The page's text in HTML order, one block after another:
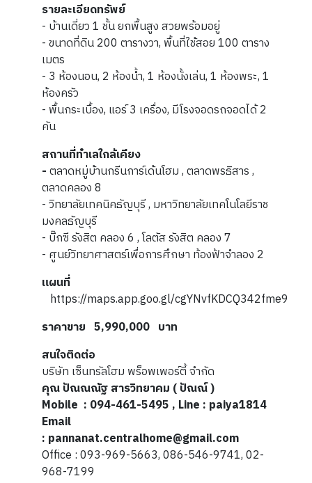
รายละเอียดทรัพย์
- บ้านเดี่ยว 1 ชั้น ยกพื้นสูง สวยพร้อมอยู่
- ขนาดที่ดิน 200 ตารางวา, พื้นที่ใช้สอย 100 ตาราง
เมตร
- 3 ห้องนอน, 2 ห้องน้ำ, 1 ห้องนั้งเล่น, 1 ห้องพระ, 1
ห้องครัว
- พื้นกระเบื้อง, แอร์ 3 เครื่อง, มีโรงจอดรถจอดได้ 2
คัน
สถานที่ทำเลใกล้เคียง
-ตลาดหมู่บ้านกรีนการ์เด้นโฮม , ตลาดพรธิสาร ,
ตลาดคลอง 8
- วิทยาลัยเทคนิคธัญบุรี , มหาวิทยาลัยเทคโนโลยีราช
มงคลธัญบุรี
- บิ๊กซี รังสิต คลอง 6 , โลตัส รังสิต คลอง 7
- ศูนย์วิทยาศาสตร์เพื่อการศึกษา ท้องฟ้าจำลอง 2
แผนที่
https://maps.app.goo.gl/cgYNvfKDCQ342fme9
ราคาขาย 5,990,000 บาท
สนใจติดต่อ
บริษัท เซ็นทรัลโฮม พร็อพเพอร์ตี้ จำกัด
คุณ ปัณณณัฐ สารวิทยาคม ( ปัณณ์ )
Mobile : 094-461-5495 , Line : paiya1814
Email
: pannanat.centralhome@gmail.com
Office : 093-969-5663, 086-546-9741, 02-
968-7199